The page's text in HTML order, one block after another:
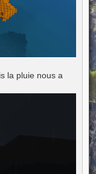
la pluie nous a